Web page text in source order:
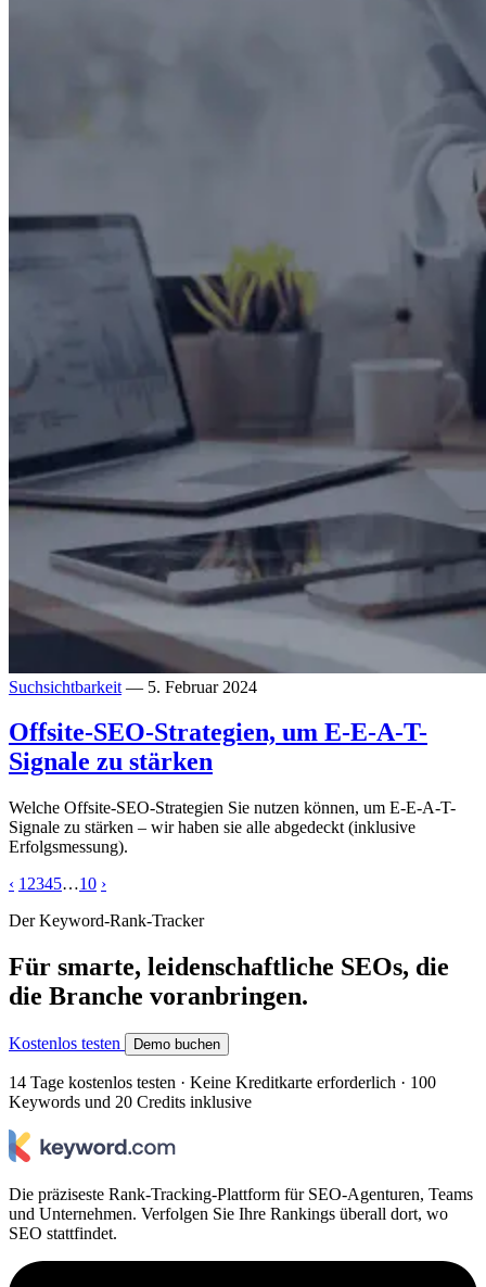
Suchsichtbarkeit — 5. Februar 2024
Offsite-SEO-Strategien, um E-E-A-T-
Signale zu stärken
Welche Offsite-SEO-Strategien Sie nutzen können, um E-E-A-T-
Signale zu stärken – wir haben sie alle abgedeckt (inklusive
Erfolgsmessung).
‹ 1 2345…10 ›
Der Keyword-Rank-Tracker
Für smarte, leidenschaftliche SEOs, die
die Branche voranbringen.
Kostenlos testen Demo buchen
14 Tage kostenlos testen · Keine Kreditkarte erforderlich · 100
Keywords und 20 Credits inklusive
Die präziseste Rank-Tracking-Plattform für SEO-Agenturen, Teams
und Unternehmen. Verfolgen Sie Ihre Rankings überall dort, wo
SEO stattfindet.